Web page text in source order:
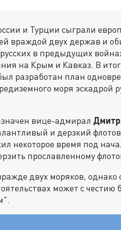
и Турции сыграли
враждой двух держав и
в предыдущих
на Крым и Кавказ. В
разработан план
моря эскадрой
вице-адмирал
и дерзкий
некоторое время под
прославленному
двух моряков, однако
может с